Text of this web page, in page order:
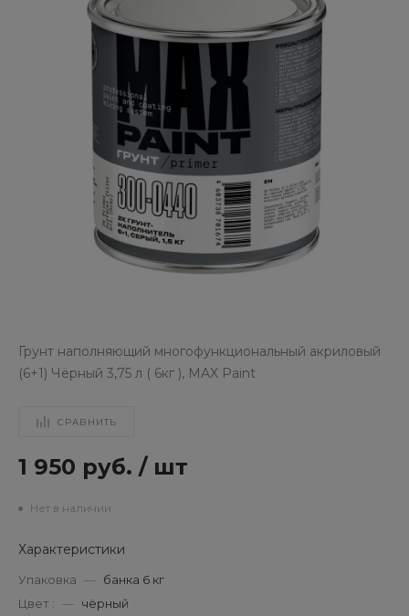
Грунт наполняющий многофункциональный акриловый
(6+1) Чёрный 3,75 л ( 6кг ), MAX Paint
СРАВНИТЬ
1 950 руб. / шт
Нет в наличии
Характеристики
Упаковка — банка 6 кг
Цвет : — чёрный